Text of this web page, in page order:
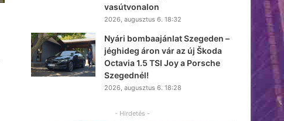
vasútvonalon
2026, augusztus 6. 18:32
Nyári bombaajánlat Szegeden –
jéghideg áron vár az új Škoda
Octavia 1.5 TSI Joy a Porsche
Szegednél!
2026, augusztus 6. 18:28
- Hirdetés -